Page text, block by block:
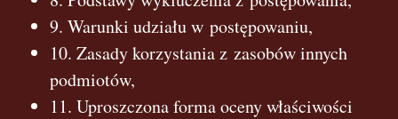
9. Warunki udziału w postępowaniu,
10. Zasady korzystania z zasobów innych
podmiotów,
11. Uproszczona forma oceny właściwości